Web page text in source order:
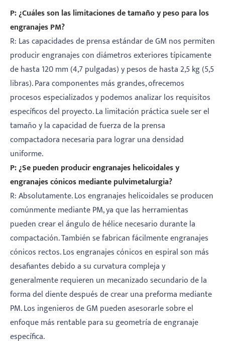
P: ¿Cuáles son las limitaciones de tamaño y peso para los
engranajes PM?
R: Las capacidades de prensa estándar de GM nos permiten
producir engranajes con diámetros exteriores típicamente
de hasta 120 mm (4,7 pulgadas) y pesos de hasta 2,5 kg (5,5
libras). Para componentes más grandes, ofrecemos
procesos especializados y podemos analizar los requisitos
específicos del proyecto. La limitación práctica suele ser el
tamaño y la capacidad de fuerza de la prensa
compactadora necesaria para lograr una densidad
uniforme.
P: ¿Se pueden producir engranajes helicoidales y
engranajes cónicos mediante pulvimetalurgia?
R: Absolutamente. Los engranajes helicoidales se producen
comúnmente mediante PM, ya que las herramientas
pueden crear el ángulo de hélice necesario durante la
compactación. También se fabrican fácilmente engranajes
cónicos rectos. Los engranajes cónicos en espiral son más
desafiantes debido a su curvatura compleja y
generalmente requieren un mecanizado secundario de la
forma del diente después de crear una preforma mediante
PM. Los ingenieros de GM pueden asesorarle sobre el
enfoque más rentable para su geometría de engranaje
específica.